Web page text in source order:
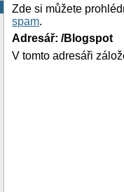
Zde si můžete
spam.
Adresář: /Blogspot
V tomto adresáři